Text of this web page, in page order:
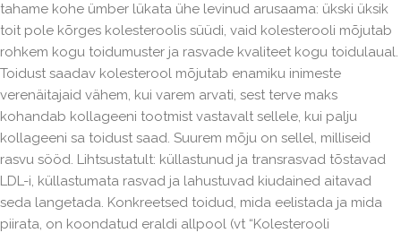
tahame kohe ümber lükata ühe levinud arusaama: ükski üksik
toit pole kõrges kolesteroolis süüdi, vaid kolesterooli mõjutab
rohkem kogu toidumuster ja rasvade kvaliteet kogu toidulaual.
Toidust saadav kolesterool mõjutab enamiku inimeste
verenäitajaid vähem, kui varem arvati, sest terve maks
kohandab kollageeni tootmist vastavalt sellele, kui palju
kollageeni sa toidust saad. Suurem mõju on sellel, milliseid
rasvu sööd. Lihtsustatult: küllastunud ja transrasvad tõstavad
LDL-i, küllastumata rasvad ja lahustuvad kiudained aitavad
seda langetada. Konkreetsed toidud, mida eelistada ja mida
piirata, on koondatud eraldi allpool (vt “Kolesterooli